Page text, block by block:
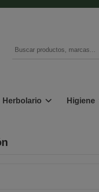
Herbolario Higiene